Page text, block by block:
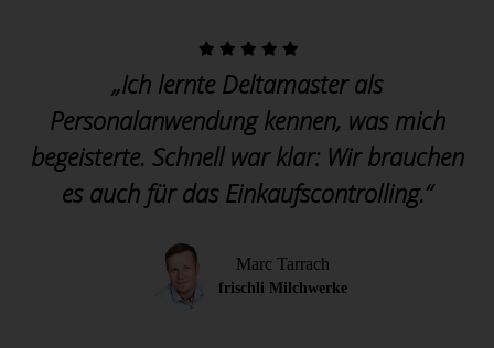
„Ich lernte Deltamaster als
Personalanwendung kennen, was mich
begeisterte. Schnell war klar: Wir brauchen
es auch für das Einkaufscontrolling.“
Marc Tarrach
frischli Milchwerke